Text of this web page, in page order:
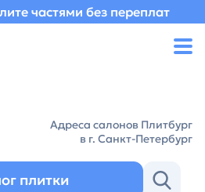
частями без переплат
Адреса салонов Плитбург
в г. Санкт-Петербург
плитки